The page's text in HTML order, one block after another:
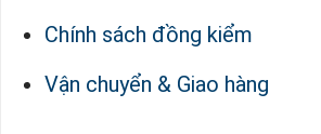
Chính sách đồng kiểm
Vận chuyển & Giao hàng